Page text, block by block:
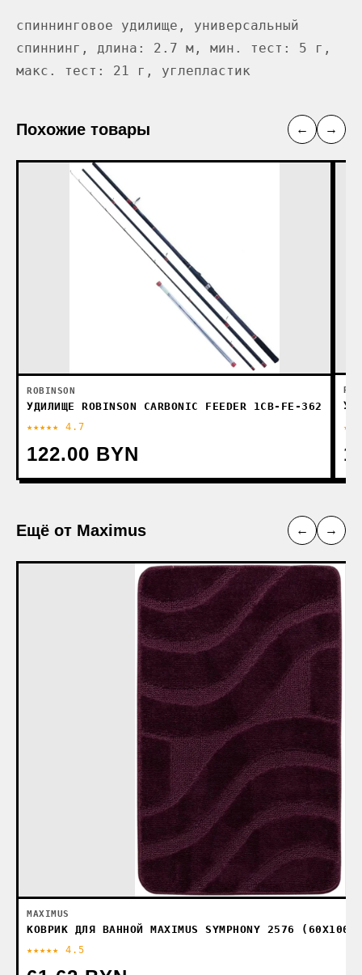
спиннинговое удилище, универсальный
спиннинг, длина: 2.7 м, мин. тест: 5 г,
макс. тест: 21 г, углепластик
Похожие товары ← →
ROBINSON
УДИЛИЩЕ ROBINSON CARBONIC FEEDER 1CB-FE-362
★★★★★ 4.7
122.00 BYN
Ещё от Maximus ← →
MAXIMUS
КОВРИК ДЛЯ ВАННОЙ MAXIMUS SYMPHONY 2576
★★★★★ 4.5